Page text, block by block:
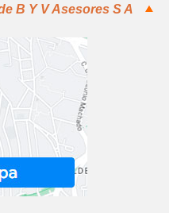
B Y V Asesores S A